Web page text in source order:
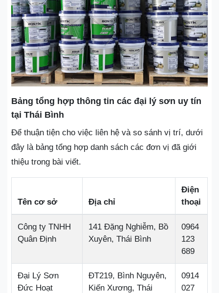
Bảng tổng hợp thông tin các đại lý sơn uy tín
tại Thái Bình
Để thuận tiện cho việc liên hệ và so sánh vị trí, dưới
đây là bảng tổng hợp danh sách các đơn vị đã giới
thiệu trong bài viết.
Tên cơ sở Địa chỉ
Điện
thoại
Công ty TNHH
Quân Định
141 Đặng Nghiễm, Bồ
Xuyên, Thái Bình
0964
123
689
Đại Lý Sơn
Đức Hoạt
ĐT219, Bình Nguyên,
Kiến Xương, Thái
0914
027